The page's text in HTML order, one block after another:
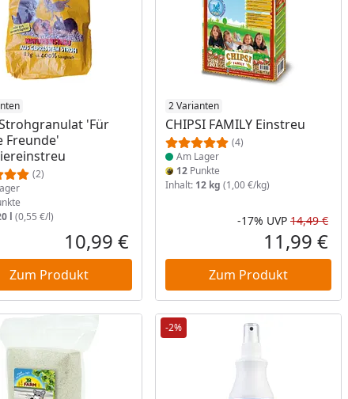
'Für
Freunde'
(2)
am Lager
l (0,55 €/l)
Aktueller Preis
10,99 €
Zum Produkt
2 Varianten
CHIPSI FAMILY Einstreu
(4)
Produkt am Lager
Am Lager
12 Punkte
Inhalt: 12 kg (1,00 €/kg)
-17% UVP 14,49 €
11,99 €
Zum Produkt
-2%